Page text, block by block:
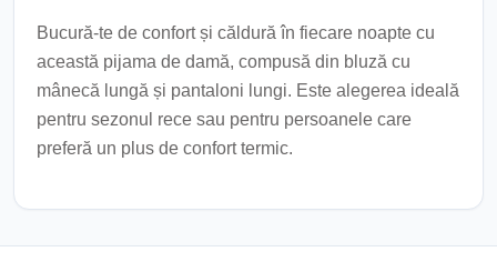
Bucură-te de confort și căldură în fiecare noapte cu
această pijama de damă, compusă din bluză cu
mânecă lungă și pantaloni lungi. Este alegerea ideală
pentru sezonul rece sau pentru persoanele care
preferă un plus de confort termic.